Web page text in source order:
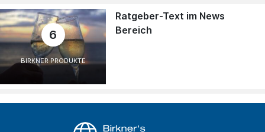
6
BIRKNER PRODUKTE
Ratgeber-Text im News
Bereich